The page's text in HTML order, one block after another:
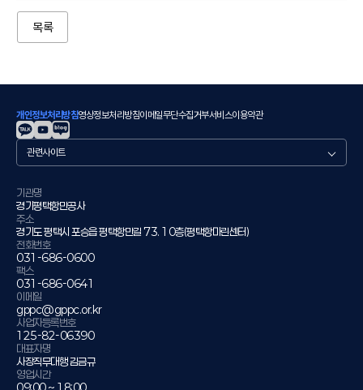
목록
개인정보처리방침영상정보처리방침이메일무단수집거부서비스이용약관
관
련
이
트
기관명
경기평택항만공사
주소
경기도 평택시 포승읍 평택항만길 73. 10층(평택항마린센터)
전화번호
031-686-0600
팩스
031-686-0641
이메일
gppc@gppc.or.kr
사업자등록번호
125-82-06390
대표자명
사장직무대행 김금규
영업시간